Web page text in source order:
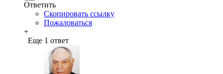
Ответить
Скопировать ссылку
Пожаловаться
+
Еще 1 ответ